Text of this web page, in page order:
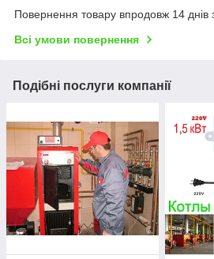
Повернення товару впродовж 14 днів
Всі умови повернення
Подібні послуги компанії